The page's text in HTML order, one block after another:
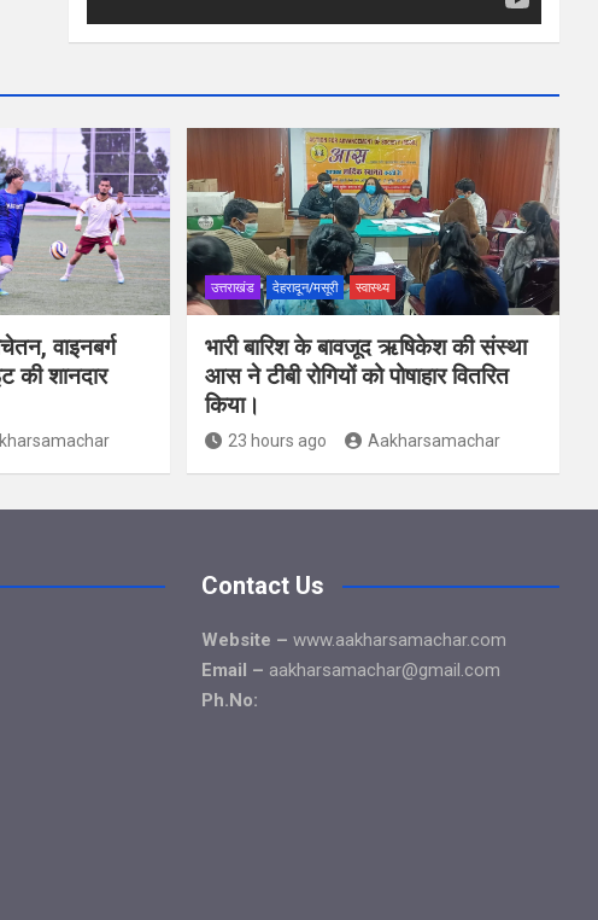
वाइनबर्ग
की शानदार
उत्तराखंड देहरादून/मसूरी स्वास्थ्य
भारी बारिश के बावजूद ऋषिकेश की संस्था
आस ने टीबी रोगियों को पोषाहार वितरित
किया।
23 hours ago Aakharsamachar
Contact Us
Website – www.aakharsamachar.com
Email – aakharsamachar@gmail.com
Ph.No: